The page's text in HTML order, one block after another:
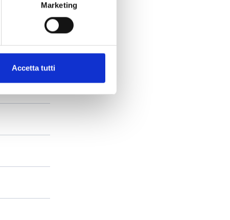
Marketing
Accetta tutti